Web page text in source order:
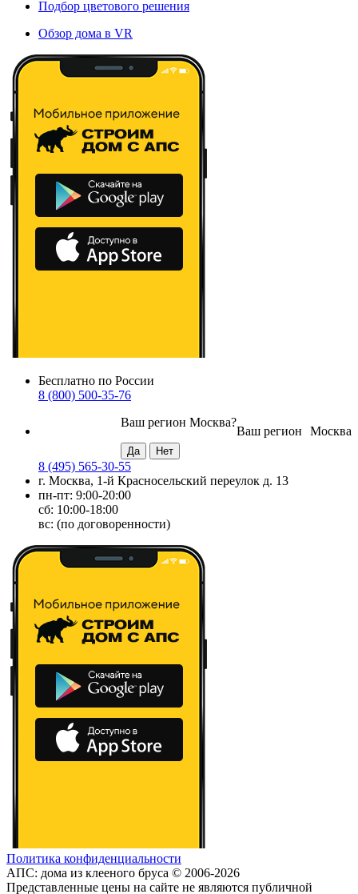
Подбор цветового решения
Обзор дома в VR
Бесплатно по России
8 (800) 500-35-76
Москва
Ваш регион
Ваш регион Москва?
8 (495) 565-30-55
г. Москва, 1-й Красносельский переулок д. 13
пн-пт: 9:00-20:00
сб: 10:00-18:00
вс: (по договоренности)
Политика конфиденциальности
АПС: дома из клееного бруса © 2006-2026
Представленные цены на сайте не являются публичной